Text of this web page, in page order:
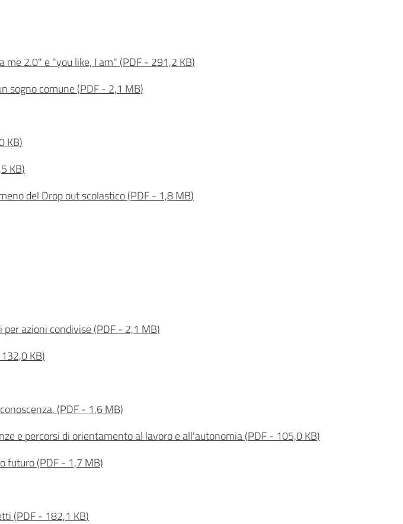
me 2.0" e "you like, I am" (PDF- 291,2 KB)
sogno comune(PDF- 2,1 MB)
KB)
KB)
del Drop out scolastico(PDF- 1,8 MB)
azioni condivise(PDF- 2,1 MB)
132,0 KB)
(PDF- 1,6 MB)
e percorsi di orientamento al lavoro e all'autonomia(PDF- 105,0 KB)
futuro(PDF- 1,7 MB)
(PDF- 182,1 KB)